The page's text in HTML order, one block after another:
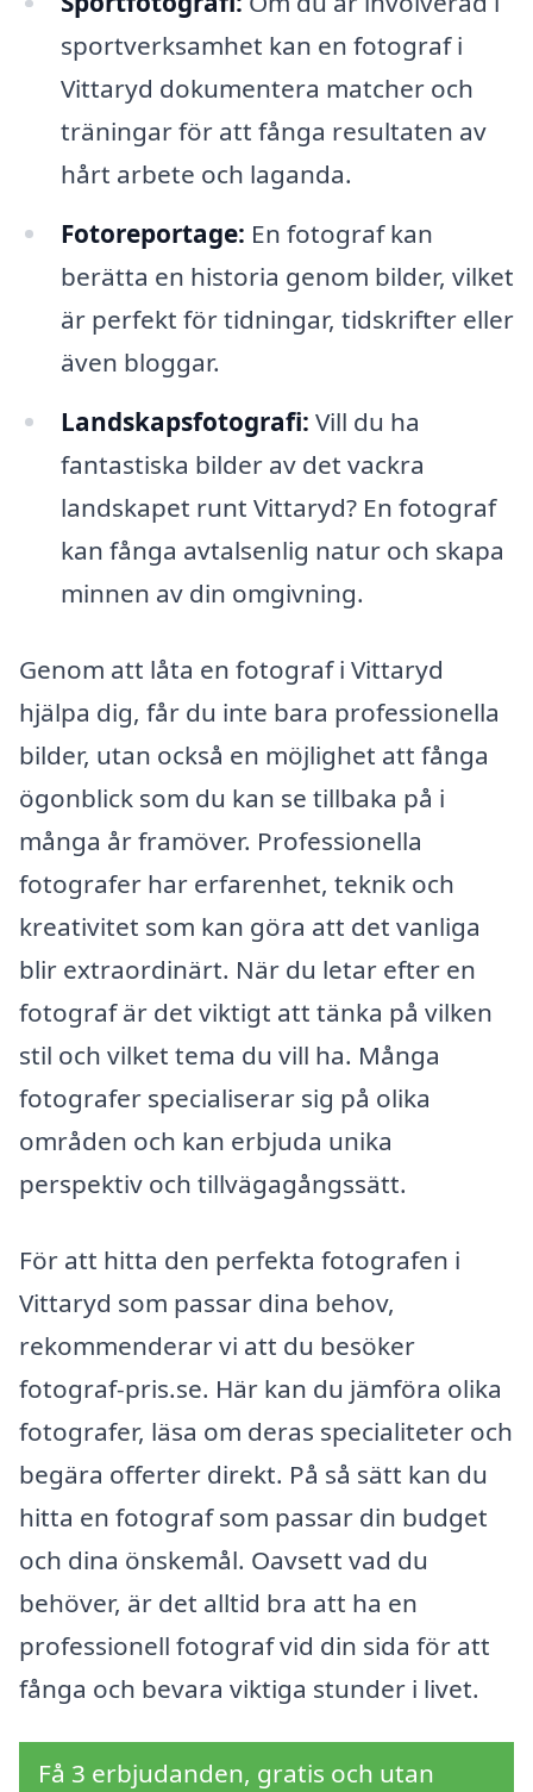
sportverksamhet kan en fotograf i
Vittaryd dokumentera matcher och
träningar för att fånga resultaten av
hårt arbete och laganda.
Fotoreportage: En fotograf kan
berätta en historia genom bilder, vilket
är perfekt för tidningar, tidskrifter eller
även bloggar.
Landskapsfotografi: Vill du ha
fantastiska bilder av det vackra
landskapet runt Vittaryd? En fotograf
kan fånga avtalsenlig natur och skapa
minnen av din omgivning.
Genom att låta en fotograf i Vittaryd
hjälpa dig, får du inte bara professionella
bilder, utan också en möjlighet att fånga
ögonblick som du kan se tillbaka på i
många år framöver. Professionella
fotografer har erfarenhet, teknik och
kreativitet som kan göra att det vanliga
blir extraordinärt. När du letar efter en
fotograf är det viktigt att tänka på vilken
stil och vilket tema du vill ha. Många
fotografer specialiserar sig på olika
områden och kan erbjuda unika
perspektiv och tillvägagångssätt.
För att hitta den perfekta fotografen i
Vittaryd som passar dina behov,
rekommenderar vi att du besöker
fotograf-pris.se. Här kan du jämföra olika
fotografer, läsa om deras specialiteter och
begära offerter direkt. På så sätt kan du
hitta en fotograf som passar din budget
och dina önskemål. Oavsett vad du
behöver, är det alltid bra att ha en
professionell fotograf vid din sida för att
fånga och bevara viktiga stunder i livet.
Få 3 erbjudanden, gratis och utan